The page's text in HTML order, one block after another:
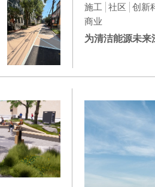
施工 社区 创新
商业
为清洁能源未来